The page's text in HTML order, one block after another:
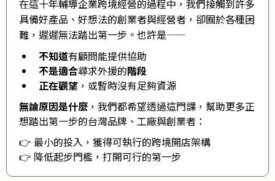
在這十年輔導企業跨境經營的過程中，我們接觸到許多
具備好產品、好想法的創業者與經營者，卻囿於各種困
難，遲遲無法踏出第一步。也許是——
不知道有顧問能提供協助
不是適合尋求外援的階段
正在觀望 ，或暫時沒有足夠資源
無論原因是什麼 ，我們都希望透過這門課，幫助更多正
想踏出第一步的台灣品牌、工廠與創業者：
👉 最小的投入，獲得可執行的跨境開店架構
👉 降低起步門檻，打開可行的第一步